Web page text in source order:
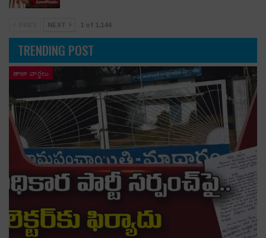
NEXT 1 of 1,144
TRENDING POST
తాజా వార్తలు